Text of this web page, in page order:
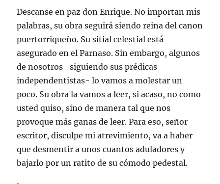
Descanse en paz don Enrique. No importan mis
palabras, su obra seguirá siendo reina del canon
puertorriqueño. Su sitial celestial está
asegurado en el Parnaso. Sin embargo, algunos
de nosotros -siguiendo sus prédicas
independentistas- lo vamos a molestar un
poco. Su obra la vamos a leer, si acaso, no como
usted quiso, sino de manera tal que nos
provoque más ganas de leer. Para eso, señor
escritor, disculpe mi atrevimiento, va a haber
que desmentir a unos cuantos aduladores y
bajarlo por un ratito de su cómodo pedestal.